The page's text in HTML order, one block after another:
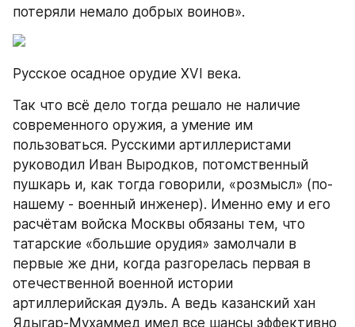
потеряли немало добрых воинов».
Русское осадное орудие XVI века.
Так что всё дело тогда решало не наличие
современного оружия, а умение им
пользоваться. Русскими артиллеристами
руководил Иван Выродков, потомственный
пушкарь и, как тогда говорили, «розмысл» (по-
нашему - военный инженер). Именно ему и его
расчётам войска Москвы обязаны тем, что
татарские «большие орудия» замолчали в
первые же дни, когда разгорелась первая в
отечественной военной истории
артиллерийская дуэль. А ведь казанский хан
Ядыгар-Мухаммед имел все шансы эффективно